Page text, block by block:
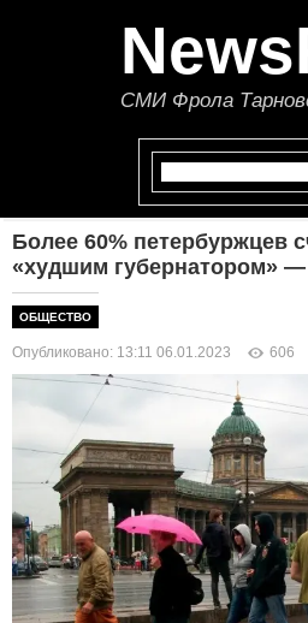
СМИ Фрола
В МИРЕ
Более 60% петербуржцев
«худшим губернатором» —
ОБЩЕСТВО
Опубликовано: 13:11 06.01.2023 606